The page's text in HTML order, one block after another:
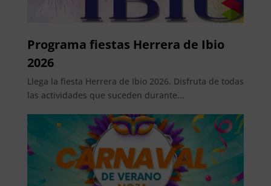
Programa fiestas Herrera de Ibio
2026
Llega la fiesta Herrera de Ibio 2026. Disfruta de todas
las actividades que suceden durante...